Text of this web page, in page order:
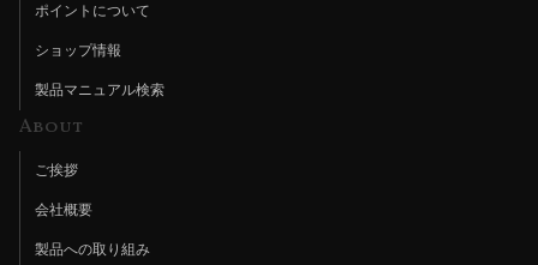
ポイントについて
ショップ情報
製品マニュアル検索
About
ご挨拶
会社概要
製品への取り組み